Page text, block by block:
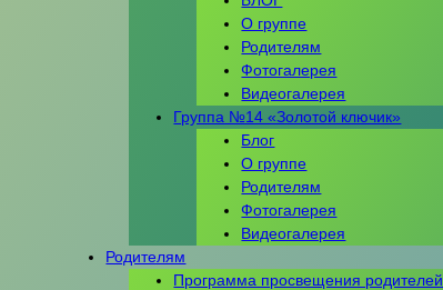
О группе
Родителям
Фотогалерея
Видеогалерея
Группа №14 «Золотой ключик»
Блог
О группе
Родителям
Фотогалерея
Видеогалерея
Родителям
Программа просвещения родителей